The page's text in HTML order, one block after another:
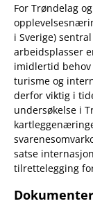
For Trøndelag
i Sverige)
arbeidsplasser
imidlertid behov
turisme og
derfor viktig i
undersøkelse i
satse
tilrettelegging
Dokumenter